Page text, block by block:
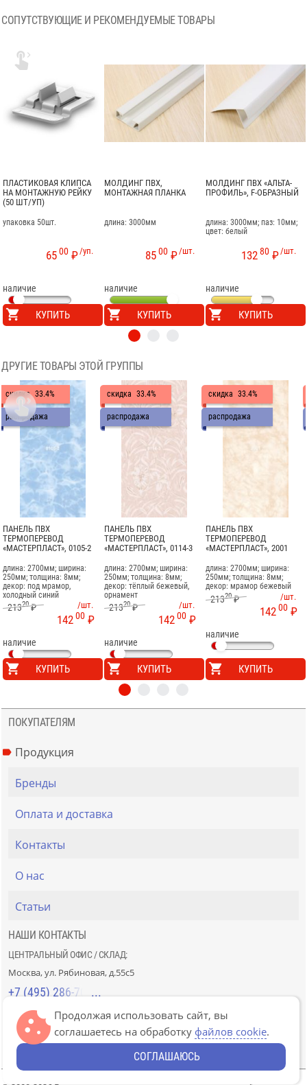
СОПУТСТВУЮЩИЕ И РЕКОМЕНДУЕМЫЕ ТОВАРЫ
ПЛАСТИКОВАЯ КЛИПСА
НА МОНТАЖНУЮ РЕЙКУ
(50 ШТ/УП)
упаковка 50шт.
/уп.
6500 ₽
наличие
КУПИТЬ
МОЛДИНГ ПВХ,
МОНТАЖНАЯ ПЛАНКА
длина: 3000мм
/шт.
8500 ₽
наличие
КУПИТЬ
МОЛДИНГ ПВХ «АЛЬТА-
ПРОФИЛЬ», F-ОБРАЗНЫЙ
длина: 3000мм; паз: 10мм;
цвет: белый
/шт.
13280 ₽
наличие
КУПИТЬ

ДРУГИЕ ТОВАРЫ ЭТОЙ ГРУППЫ
скидка 33.4%
распродажа
ПАНЕЛЬ ПВХ
ТЕРМОПЕРЕВОД
«МАСТЕРПЛАСТ», 0105-2
длина: 2700мм; ширина:
250мм; толщина: 8мм;
декор: под мрамор,
холодный синий
21320₽ /шт.
14200 ₽
наличие
КУПИТЬ
скидка 33.4%
распродажа
ПАНЕЛЬ ПВХ
ТЕРМОПЕРЕВОД
«МАСТЕРПЛАСТ», 0114-3
длина: 2700мм; ширина:
250мм; толщина: 8мм;
декор: тёплый бежевый,
орнамент
21320₽ /шт.
14200 ₽
наличие
КУПИТЬ
скидка 33.4%
распродажа
ПАНЕЛЬ ПВХ
ТЕРМОПЕРЕВОД
«МАСТЕРПЛАСТ», 2001
длина: 2700мм; ширина:
250мм; толщина: 8мм;
декор: мрамор бежевый
21320₽ /шт.
14200 ₽
наличие
КУПИТЬ

ПОКУПАТЕЛЯМ
Продукция
Бренды
Оплата и доставка
Контакты
О нас
Статьи
НАШИ КОНТАКТЫ
ЦЕНТРАЛЬНЫЙ ОФИС / СКЛАД:
Москва, ул. Рябиновая, д.55с5
+7 (495) 286-70-40
СТРОЙРЫНОК «СЛАВЯНСКИЙ МИР»:
Москва, 41км МКАД, пав. Г-14/7-8 и Д-14/7-8
+7 (499) 226-74-18
Продолжая использовать сайт, вы
соглашаетесь на обработку файлов cookie.
СОГЛАШАЮСЬ